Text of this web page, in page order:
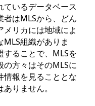
ているデータベース
者はMLSから、どん
リカには地域によ
組織がありま
ることで、MLSを
方々はそのMLSに
情報を見ることとな
りません。